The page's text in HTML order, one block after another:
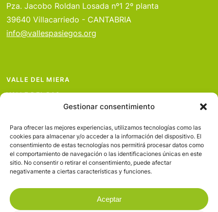
Gestionar consentimiento
Para ofrecer las mejores experiencias, utilizamos tecnologías como las
cookies para almacenar y/o acceder a la información del dispositivo. El
consentimiento de estas tecnologías nos permitirá procesar datos como
el comportamiento de navegación o las identificaciones únicas en este
sitio. No consentir o retirar el consentimiento, puede afectar
negativamente a ciertas características y funciones.
Aceptar
Pza. Jacobo Roldan Losada nº1 2º planta
39640 Villacarriedo - CANTABRIA
info@vallespasiegos.org
VALLE DEL MIERA
VALLE DEL PAS
VALLE DEL PISUEÑA
PROYECTOS
SERVICIOS
AVISO LEGAL